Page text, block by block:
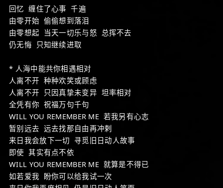
回忆 缠住了心事 千遍
由零开始 偷偷想到落泪
由零想起 当天一切乐与怒 总挥不去
仍无悔 只知继续进取
* 人海中能共你相遇相对
人离不开 种种欢笑或顾虑
人离不开 只因真挚未变异 坦率相对
全凭有你 祝福万句千句
WILL YOU REMEMBER ME 若我另有心志
暂别远去 远去找那自由再冲剌
来日我会放下一切 寻觅旧日动人故事
即使 其实有点不依
WILL YOU REMEMBER ME 就算是不得已
如若爱我 盼你可以给我试一次